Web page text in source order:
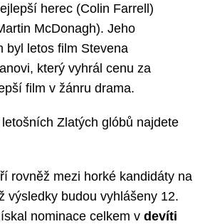
herec (Colin Farrell)
McDonagh). Jeho
byl letos film Stevena
který vyhrál cenu za
film v žánru drama.
Zlatých glóbů najdete
rovněž mezi horké kandidáty na
výsledky budou vyhlášeny 12.
nominace celkem v devíti